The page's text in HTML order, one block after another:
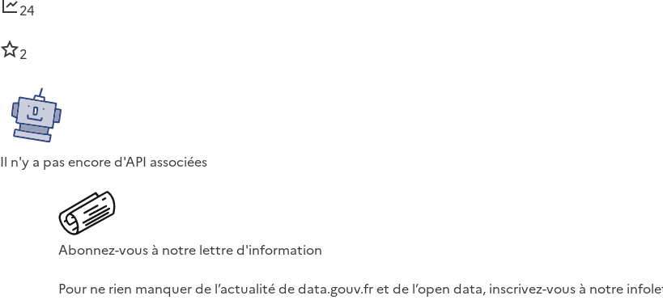
24
2
Il n'y a pas encore d'API associées
Abonnez-vous à notre lettre d'information
Pour ne rien manquer de l’actualité de data.gouv.fr et de l’open data, inscrivez-vous à notre